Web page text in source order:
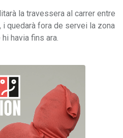
la travessera al carrer entre
i quedarà fora de servei la zona
havia fins ara.